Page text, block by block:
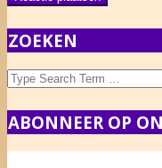
ZOEKEN
Search
ABONNEER OP